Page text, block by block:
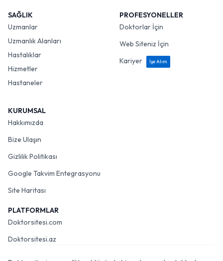
SAĞLIK
Uzmanlar
Uzmanlık Alanları
Hastalıklar
Hizmetler
Hastaneler
PROFESYONELLER
Doktorlar İçin
Web Siteniz İçin
Kariyer
İşe Alım
KURUMSAL
Hakkımızda
Bize Ulaşın
Gizlilik Politikası
Google Takvim Entegrasyonu
Site Haritası
PLATFORMLAR
Doktorsitesi.com
Doktorsitesi.az